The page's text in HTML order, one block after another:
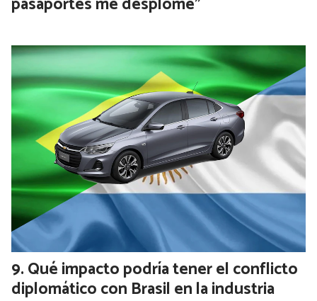
Wanda Nara volvió al país con sus
hijas: “Cuando la jueza autorizó los
pasaportes me desplomé”